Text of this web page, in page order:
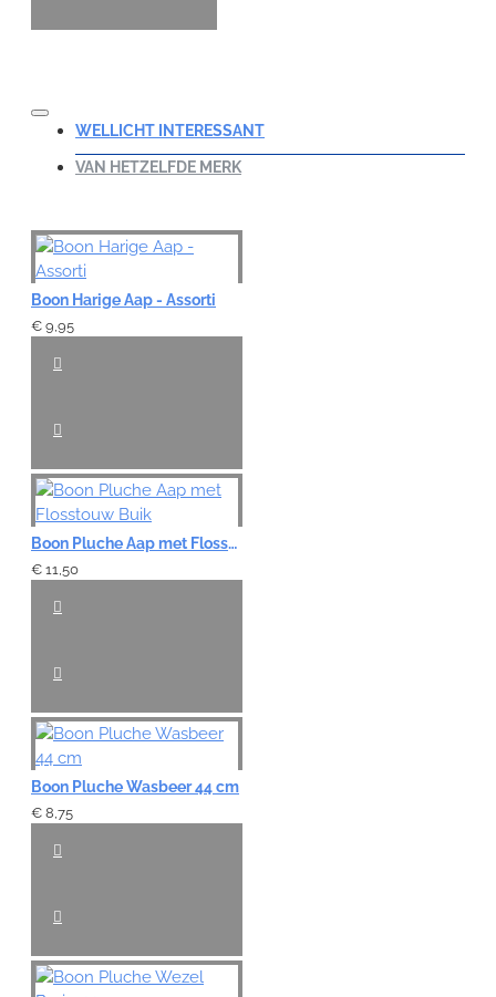
WELLICHT INTERESSANT
VAN HETZELFDE MERK
Boon Harige Aap - Assorti
€ 9,95
Boon Pluche Aap met Flosstouw Buik
€ 11,50
Boon Pluche Wasbeer 44 cm
€ 8,75